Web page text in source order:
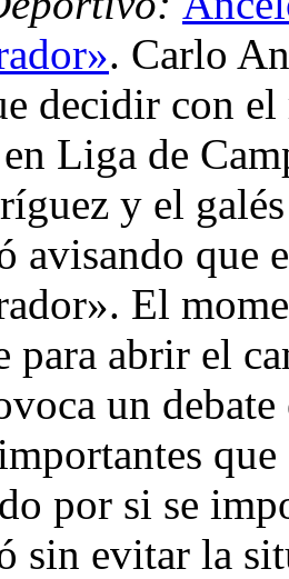
. Carlo
decidir con
Liga de
y el
avisando que
El
para abrir el
un
por si se
sin evitar la